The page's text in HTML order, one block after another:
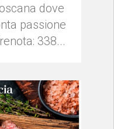
dove
passione
338...